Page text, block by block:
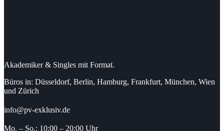
Akademiker & Singles mit Format.
Büros in: Düsseldorf, Berlin, Hamburg, Frankfurt, München, Wien
und Zürich
info@pv-exklusiv.de
Mo. – So.: 10:00 – 20:00 Uhr